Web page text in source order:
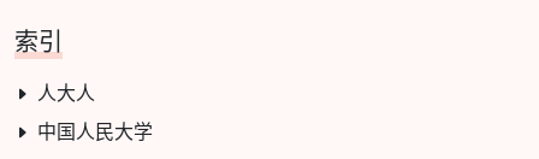
索引
人大人
中国人民大学